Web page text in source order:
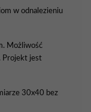
w odnalezieniu
Możliwość
Projekt jest
30x40 bez